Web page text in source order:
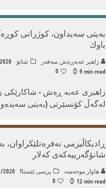
به‌یتی سه‌یداون، كوژرانی
باوك
زاهیر عه‌به‌ڕه‌ش سه‌فه‌ر شانۆ
9 min read
0
زاهیری عه‌به‌ ڕه‌ش - شاكارێكی
له‌گه‌ڵ كۆنسێرتی (به‌یتی
ڕادیکاڵیزمی نەفرەتلێکراوان،
شانۆگەرییەکەی کەلار
هاوار موحەمەد پرسی ئێستا!
2020
12 min read
0